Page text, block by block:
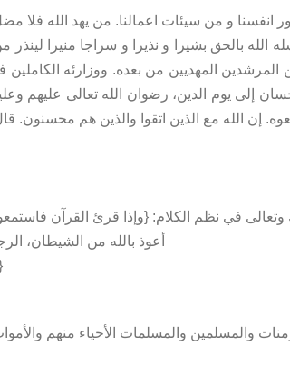
الله بالحق بشيرا و نذيرا و سراجا منيرا
المرشدين المهديين من بعده. ووزارئه
إلى يوم الدين، رضوان الله تعالى عليهم
أعوذ بالله من الشيطان،
{ان